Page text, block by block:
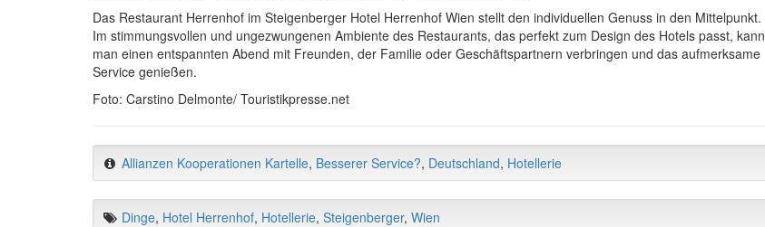
Das Restaurant Herrenhof im Steigenberger Hotel Herrenhof Wien stellt den individuellen Genuss in den Mittelpunkt.
Im stimmungsvollen und ungezwungenen Ambiente des Restaurants, das perfekt zum Design des Hotels passt, kann
man einen entspannten Abend mit Freunden, der Familie oder Geschäftspartnern verbringen und das aufmerksame
Service genießen.
Foto: Carstino Delmonte/ Touristikpresse.net
Allianzen Kooperationen Kartelle, Besserer Service?, Deutschland, Hotellerie
Dinge, Hotel Herrenhof, Hotellerie, Steigenberger, Wien